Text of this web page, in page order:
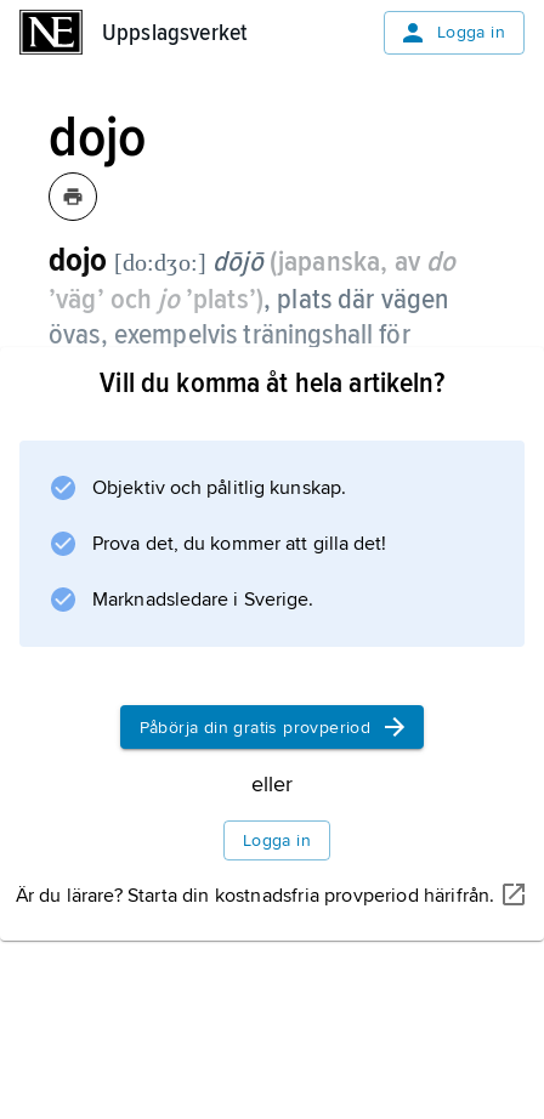
Uppslagsverket Logga in
dojo
dojo [do:dʒo:] dōjō (japanska, av do
’väg’ och jo’plats’), plats där vägen
övas, exempelvis träningshall för
utövande av budo (kampkonsterna)
övningar försiggår inom zen.
Traditionellt har en dojo vissa bestämda inslag,
såsom
shomen
Information om artikeln
Vill du komma åt hela artikeln?
Objektiv och pålitlig kunskap.
Prova det, du kommer att gilla det!
Marknadsledare i Sverige.
Påbörja din gratis provperiod
eller
Logga in
Är du lärare? Starta din kostnadsfria provperiod härifrån.